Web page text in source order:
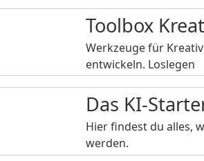
Toolbox
Werkzeuge für
entwickeln. Loslegen
Das KI-
Hier findest du alles,
werden.